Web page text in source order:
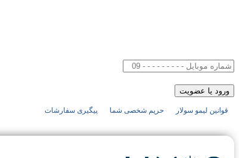
قوانین لیمو سولار حریم شخصی شما پیگیری سفارشات